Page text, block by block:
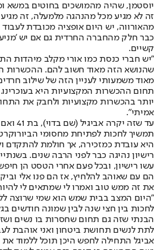
יוסטמן, שהיה מהמושכים בחוטים במשא
זה לא מגיע מכל מהנהגה מלמעלה, זה
מהאורווה, יש היום אופציה מכובדת לעבוד
כבר חלק מהחברה החרדית גם אם יש
קשיים.
"יש חברי כנסת כמו אורי מקלב מיהדות
שהנושא הזה מאוד חשוב להם. ההכשרות
מאוד משמעותי לעניין הזה של שילוב
תחום ההכשרות המקצועיות היא
יותר בהכשרות מקצועיות ולחבק את
אמיתי".
עד שזה
תמשיך לחכות לפתיחת מחסומי
היא עובדת כמזכירה, אך חולמת להתקדם
רישיון נהיגה כבר לפני הרבה שנים.
עשו רישיון, ובכל פעם אחרי הטסט הן
הם עם שאוהב להלחיץ, אז הם פנו אלי
את זה ממש טוב ואמרו לי שמתאים לי
"היום המצב בבית שמש הוא שמי שרוצה
לחכות בין חצי שנה לבין שמונה חודשים
הבנתי שזה גם תחום שחסרות בו נשים
לתת לנשים תחושת ביטחון ואני אוהבת
אביגל התחילה לחפש היכן תוכל ללמוד את